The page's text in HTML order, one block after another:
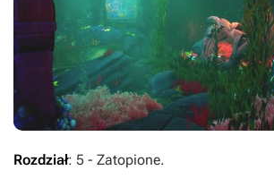
Rozdział: 5 - Zatopione.